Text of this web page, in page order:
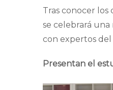
Tras conocer los
se celebrará una
con expertos del
Presentan el